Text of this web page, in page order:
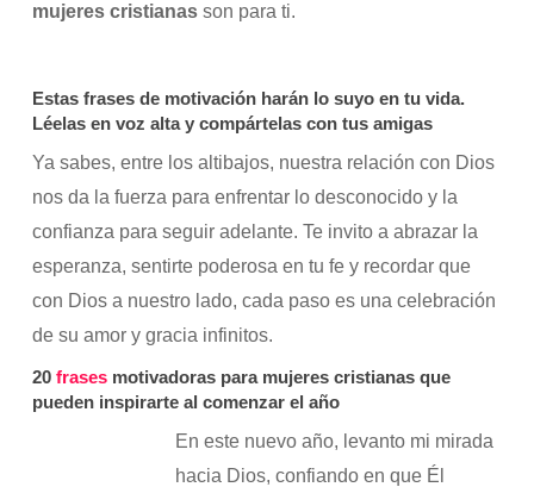
mujeres cristianasson para ti.
Estas frases de motivación harán lo suyo en tu vida.
Léelas en voz alta y compártelas con tus amigas
Ya sabes, entre los altibajos, nuestra relación con Dios
nos da la fuerza para enfrentar lo desconocido y la
confianza para seguir adelante. Te invito a abrazar la
esperanza, sentirte poderosa en tu fe y recordar que
con Dios a nuestro lado, cada paso es una celebración
de su amor y gracia infinitos.
20 frasesmotivadoras para mujeres cristianas que
pueden inspirarte al comenzar el año
En este nuevo año, levanto mi mirada
hacia Dios, confiando en que Él